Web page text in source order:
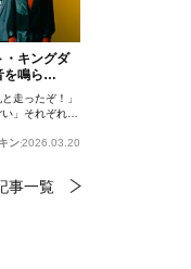
・キングダ
鳴ら
伸、若葉竜
インタビュ
走ったぞ！」
」それぞれの
ングダム 自分の音を鳴らせ。
2026.03.20
事一覧